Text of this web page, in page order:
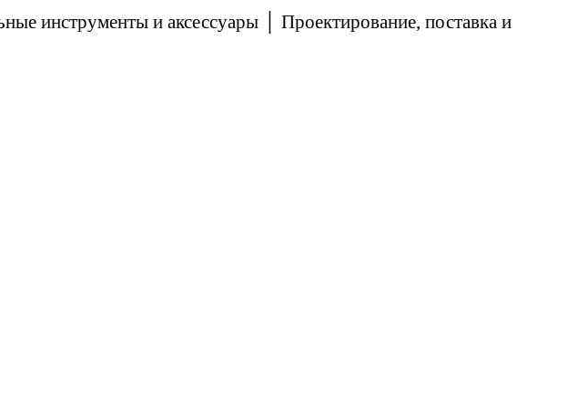
инструменты и аксессуары │ Проектирование, поставка и